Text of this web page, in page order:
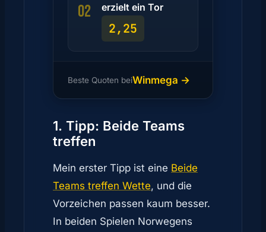
02
erzielt ein Tor
2,25
Beste Quoten beiWinmega →
1. Tipp: Beide Teams
treffen
Mein erster Tipp ist eine Beide
Teams treffen Wette, und die
Vorzeichen passen kaum besser.
In beiden Spielen Norwegens